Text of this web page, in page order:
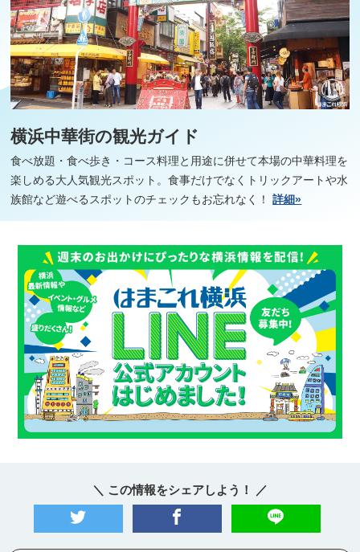
横浜中華街の観光ガイド
食べ放題・食べ歩き・コース料理と用途に併せて本場の中華料理を
楽しめる大人気観光スポット。食事だけでなくトリックアートや水
族館など遊べるスポットのチェックもお忘れなく！詳細»
＼ この情報をシェアしよう！ ／